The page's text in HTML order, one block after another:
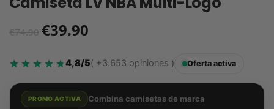
€74.90 €39.90
4,8/5( +3.653 opiniones ) Oferta activa
PROMO ACTIVA Combina camisetas de marca